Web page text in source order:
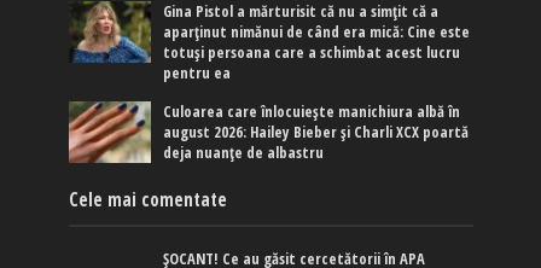
Gina Pistol a mărturisit că nu a simțit că a
aparținut nimănui de când era mică: Cine este
totuși persoana care a schimbat acest lucru
pentru ea
Culoarea care înlocuiește manichiura albă în
august 2026: Hailey Bieber și Charli XCX poartă
deja nuanțe de albastru
Cele mai comentate
ȘOCANT! Ce au găsit cercetătorii în APA